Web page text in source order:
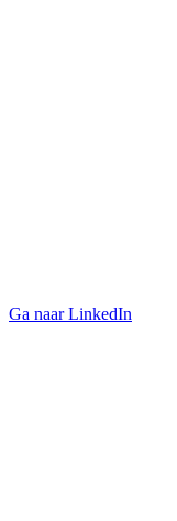
Ga naar LinkedIn